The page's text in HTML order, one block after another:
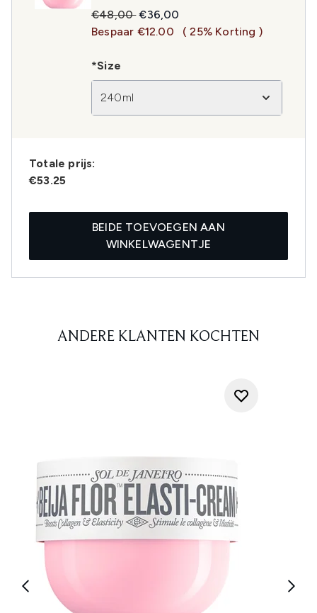
Recommended Retail Price:
€48,00Huidige prijs:
€36,00
Bespaar €12.00
( 25% Korting )
*Size
240ml
Totale prijs:
€53.25
BEIDE TOEVOEGEN AAN
WINKELWAGENTJE
ANDERE KLANTEN KOCHTEN